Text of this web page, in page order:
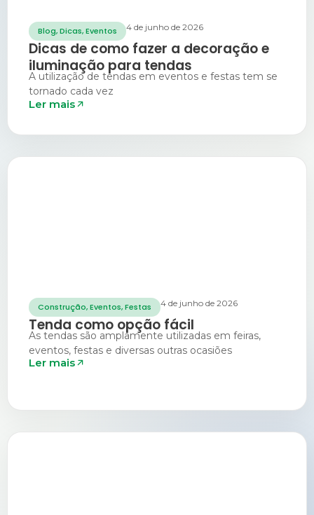
Blog,Dicas,Eventos 4 de junho de 2026
Dicas de como fazer a decoração e
iluminação para tendas
A utilização de tendas em eventos e festas tem se
tornado cada vez
Ler mais
Construção,Eventos,Festas 4 de junho de 2026
Tenda como opção fácil
As tendas são amplamente utilizadas em feiras,
eventos, festas e diversas outras ocasiões
Ler mais